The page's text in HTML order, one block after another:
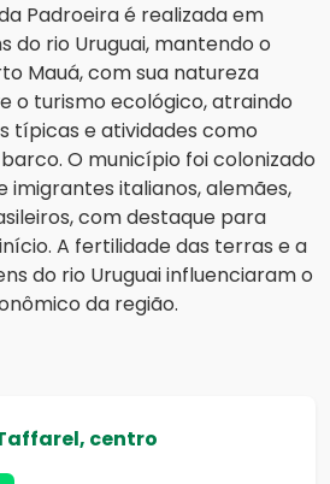
Padroeira é realizada em
do rio Uruguai, mantendo o
Mauá, com sua natureza
o turismo ecológico, atraindo
típicas e atividades como
O município foi colonizado
imigrantes italianos, alemães,
com destaque para
A fertilidade das terras e a
do rio Uruguai influenciaram o
da região.
centro